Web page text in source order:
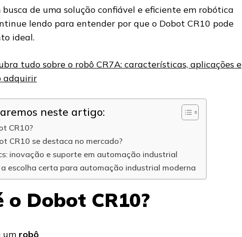
busca de uma solução confiável e eficiente em robótica
lendo para entender por que o Dobot CR10 pode
ideal.
tudo sobre o robô CR7A: características, aplicações e
adquirir
neste artigo:
CR10?
CR10 se destaca no mercado?
inovação e suporte em automação industrial
escolha certa para automação industrial moderna
o Dobot CR10?
um robô